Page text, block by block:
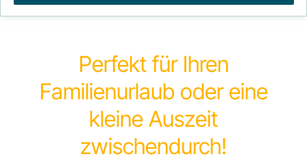
Perfekt für Ihren
Familienurlaub oder eine
kleine Auszeit
zwischendurch!